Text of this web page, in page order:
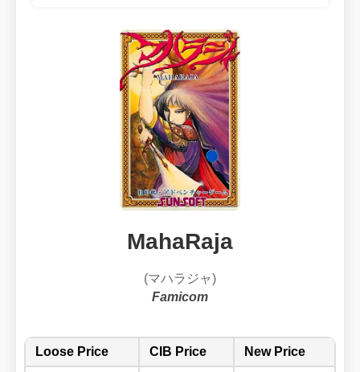
MahaRaja
(マハラジャ)
Famicom
Loose Price CIB Price New Price